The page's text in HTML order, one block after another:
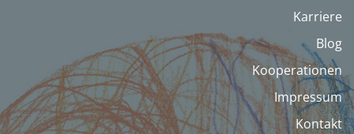
Karriere
Blog
Kooperationen
Impressum
Kontakt